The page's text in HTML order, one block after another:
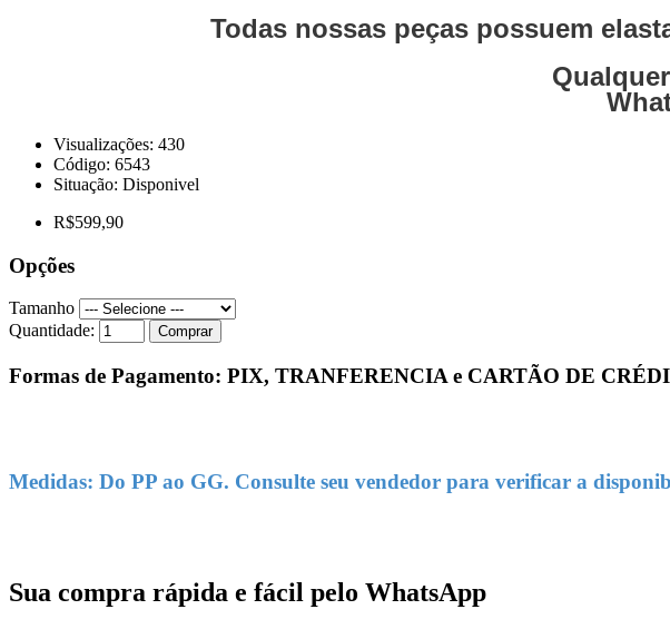
Todas nossas peças possuem
Visualizações: 430
Código: 6543
Situação: Disponivel
R$599,90
Opções
Tamanho
Quantidade:
Comprar
Formas de Pagamento: PIX, TRANFERENCIA e CARTÃO DE
Medidas: Do PP ao GG. Consulte seu vendedor para verificar a
Sua compra rápida e fácil pelo WhatsApp